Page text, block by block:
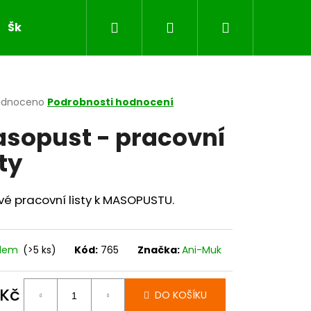
Školní sešity JARO VELIKONOCE
Hledat PřihlášeníNákupní
Podrobnosti hodnocení
- pracovní
pracovní listy k MASOPUSTU.
(>5 ks) Kód: 765 Značka:Ani-Muk
DO KOŠÍKU